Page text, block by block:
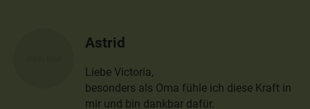
Astrid
Liebe Victoria,
besonders als Oma fühle ich diese Kraft in
mir und bin dankbar dafür.